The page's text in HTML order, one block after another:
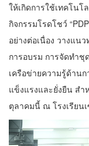
ให้เกิดการใช้เทคโน
กิจกรรมโรดโชว์
อย่างต่อเนื่อง วางแน
การอบรม การจัดทำชุ
เครือข่ายความรู้ด้าน
แข็งแรงและยั่งยืน ส
ตุลาคมนี้ ณ โรงเรียน